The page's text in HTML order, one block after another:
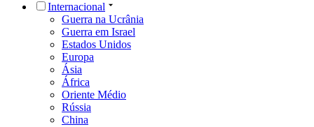
Internacional
Guerra na Ucrânia
Guerra em Israel
Estados Unidos
Europa
Ásia
África
Oriente Médio
Rússia
China